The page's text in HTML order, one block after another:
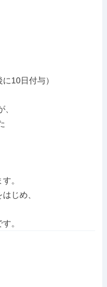
10日付与）
。
じめ、
。